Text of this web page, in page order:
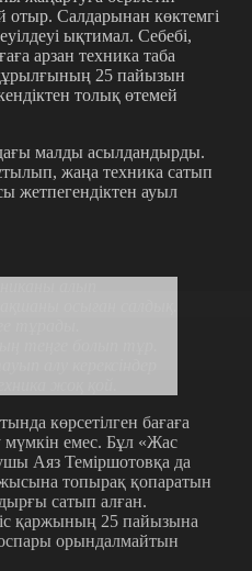
Салдарынан көктемгі
ықтимал. Себебі,
арзан техника таба
25 пайызын
толық өтемей
малды асылдандырды.
жаңа техника сатып
жетпегендіктен ауыл
көрсетілген бағаға
мүмкін емес. Бұл «Жас
Аяз Теміршотовқа да
топырақ қопаратын
сатып алған.
қаржының 25 пайызына
орындалмайтын